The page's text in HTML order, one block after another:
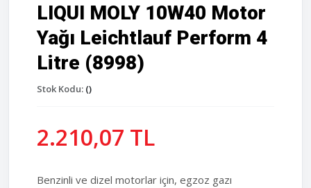
LIQUI MOLY 10W40 Motor
Yağı Leichtlauf Perform 4
Litre (8998)
Stok Kodu: ()
2.210,07 TL
Benzinli ve dizel motorlar için, egzoz gazı